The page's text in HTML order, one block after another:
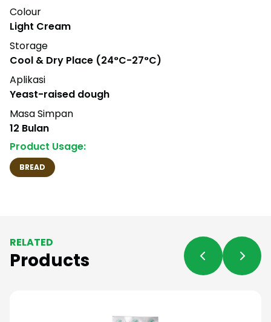
Colour
Light Cream
Storage
Cool & Dry Place (24°C-27°C)
Aplikasi
Yeast-raised dough
Masa Simpan
12 Bulan
Product Usage:
BREAD
RELATED
Products